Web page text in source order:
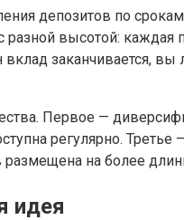
депозитов по
высотой:
заканчивается,
Первое —
регулярно.
размещена на более
идея